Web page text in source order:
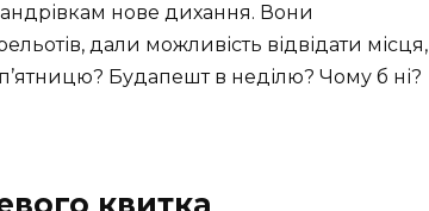
нове дихання. Вони
дали можливість відвідати місця,
Будапешт в неділю? Чому б ні?